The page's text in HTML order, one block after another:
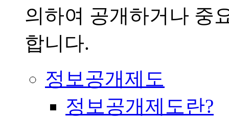
의하여 공개하거나 중
합니다.
정보공개제도
정보공개제도란?